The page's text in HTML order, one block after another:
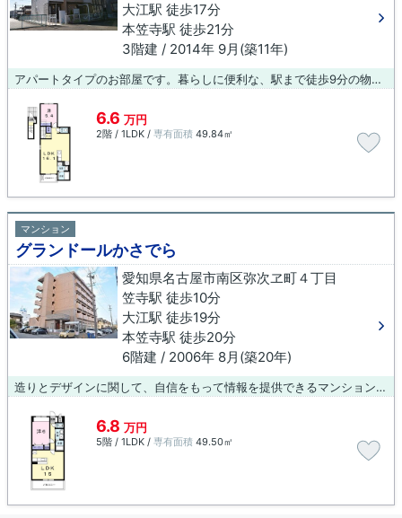
大江駅 徒歩17分
本笠寺駅 徒歩21分
3階建 / 2014年 9月(築11年)
アパートタイプのお部屋です。暮らしに便利な、駅まで徒歩9分の物件です。名古屋市南区エリアや笠寺付近の物件へお引っ越しを検討しているなら、取り扱い物件数が豊富な当社に是非お問い合わせ下さい。
6.6 万円
2階 / 1LDK / 専有面積 49.84㎡
マンション
グランドールかさでら
愛知県名古屋市南区弥次ヱ町４丁目
笠寺駅 徒歩10分
大江駅 徒歩19分
本笠寺駅 徒歩20分
6階建 / 2006年 8月(築20年)
造りとデザインに関して、自信をもって情報を提供できるマンションです。こちらの物件にはエレベーターが付いています。駅より徒歩10分で帰宅できる、快適な環境が魅力的な物件です。おしゃれなあなたにピッタリな外観タイル張りの物件です。名古屋市南区での住まい探しを当社スタッフがサポート致します。まずはご希望条件などをお申しつけください。それを元にお客様に合ったお住まいをご紹介いたします。
6.8 万円
5階 / 1LDK / 専有面積 49.50㎡